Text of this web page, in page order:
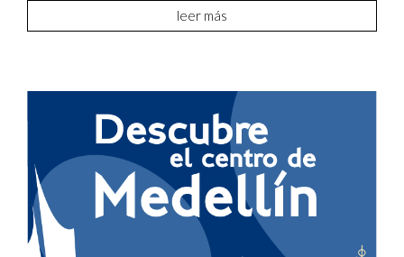
leer más